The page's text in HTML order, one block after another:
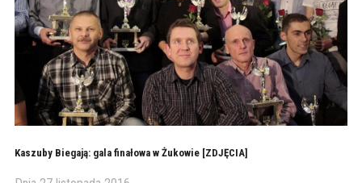
Kaszuby Biegają: gala finałowa w Żukowie [ZDJĘCIA]